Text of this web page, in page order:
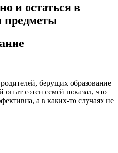
и остаться в
берущих образование
сотен семей показал, что
а в каких-то случаях не